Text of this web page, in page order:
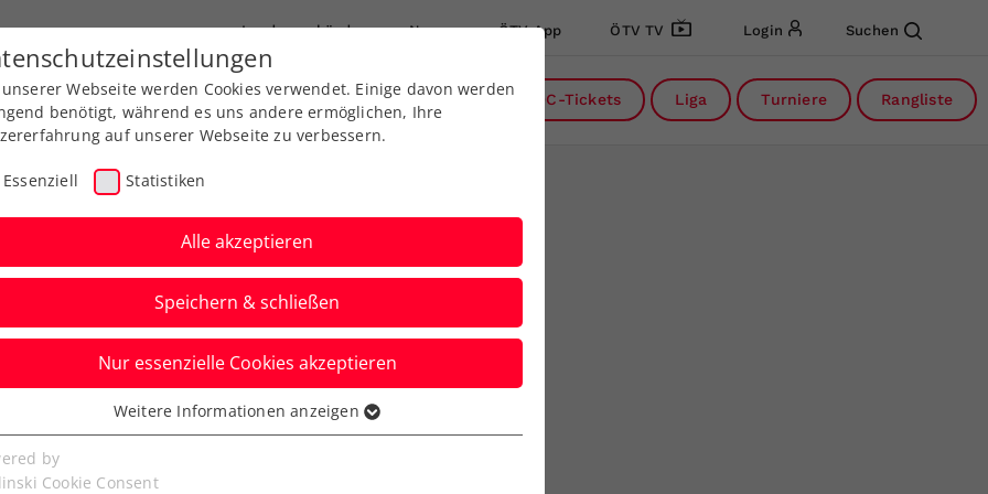
Landesverbände News ÖTV App ÖTV TV Login Suchen
Ausbildung Services Über uns DC-Tickets Liga Turniere Rangliste
und Routinier
auf
Webseite werden Cookies verwendet. Einige davon werden
benötigt, während es uns andere ermöglichen, Ihre
auf unserer Webseite zu verbessern.
Essenziell Statistiken
Alle akzeptieren
Speichern & schließen
Nur essenzielle Cookies akzeptieren
Cookies werden für grundlegende Funktionen der
benötigt. Dadurch ist gewährleistet, dass die Webseite
Weitere Informationen anzeigen
by
Cookie Consent